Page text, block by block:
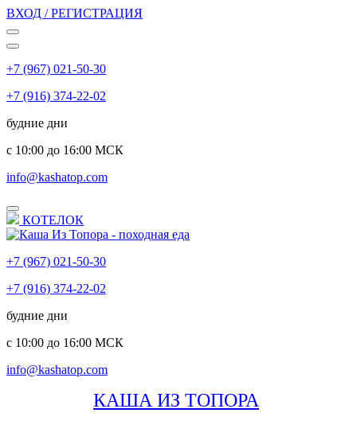
ВХОД / РЕГИСТРАЦИЯ
+7 (967) 021-50-30
+7 (916) 374-22-02
будние дни
с 10:00 до 16:00 МСК
info@kashatop.com
КОТЕЛОК
+7 (967) 021-50-30
+7 (916) 374-22-02
будние дни
с 10:00 до 16:00 МСК
info@kashatop.com
КАША ИЗ ТОПОРА